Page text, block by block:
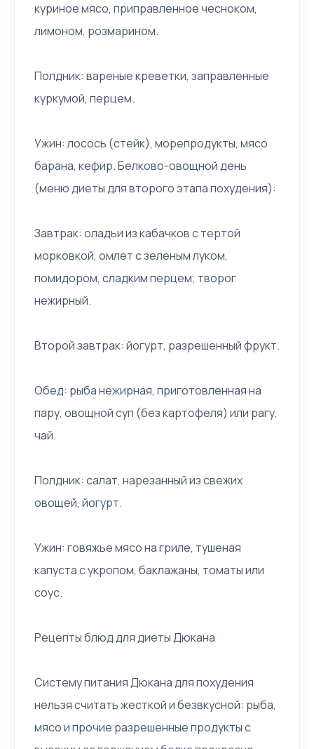
куриное мясо, приправленное чесноком,
лимоном, розмарином.
Полдник: вареные креветки, заправленные
куркумой, перцем.
Ужин: лосось (стейк), морепродукты, мясо
барана, кефир. Белково-овощной день
(меню диеты для второго этапа похудения):
Завтрак: оладьи из кабачков с тертой
морковкой, омлет с зеленым луком,
помидором, сладким перцем; творог
нежирный.
Второй завтрак: йогурт, разрешенный фрукт.
Обед: рыба нежирная, приготовленная на
пару, овощной суп (без картофеля) или рагу,
чай.
Полдник: салат, нарезанный из свежих
овощей, йогурт.
Ужин: говяжье мясо на гриле, тушеная
капуста с укропом, баклажаны, томаты или
соус.
Рецепты блюд для диеты Дюкана
Систему питания Дюкана для похудения
нельзя считать жесткой и безвкусной: рыба,
мясо и прочие разрешенные продукты с